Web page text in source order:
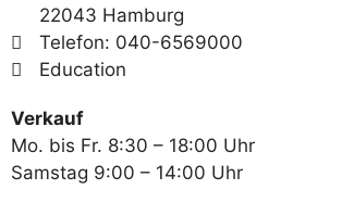
22043 Hamburg
Telefon: 040-6569000
Education
Verkauf
Mo. bis Fr. 8:30 – 18:00 Uhr
Samstag 9:00 – 14:00 Uhr